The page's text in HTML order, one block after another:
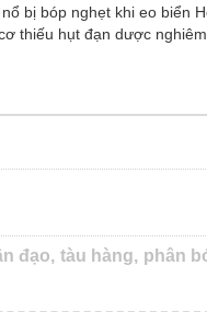
bị bóp nghẹt khi eo biển
thiếu hụt đạn dược nghiêm
đạo, tàu hàng, phân